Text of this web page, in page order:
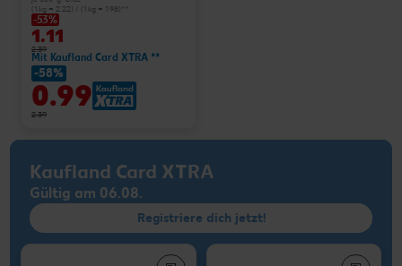
(1 kg = 2.22) / (1 kg = 1.98)**
-53%
1.11
2.39
Mit Kaufland Card XTRA **
-58%
0.99
2.39
Kaufland Card XTRA
Gültig am 06.08.
Registriere dich jetzt!